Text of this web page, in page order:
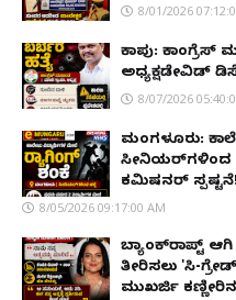
8/01/2026
ಕಾಪು: ಕಾಂಗ್ರೆಸ್
ಅಧ್ಯಕ್ಷಡೇವಿಡ್
8/07/2026
ಮಂಗಳೂರು:
ಸೀನಿಯರ್‌ಗಳಿಂದ
ಕಮಿಷನರ್ ಸ್ಪಷ್ಟನೆ!
8/05/2026 09:17:00 AM
ಬ್ಯಾಂಕ್‌ರಾಪ್ಟ್‌ ಆಗಿ
ತೀರಿಸಲು 'ಸಿ-
ಮುಖರ್ಜಿ